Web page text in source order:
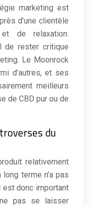
marketing est
d’une clientèle
de relaxation.
de rester critique
Le Moonrock
d’autres, et ses
meilleurs
de CBD pur ou de
du
relativement
terme n’a pas
donc important
pas se laisser